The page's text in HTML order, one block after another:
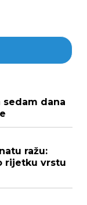
sedam dana
ražu:
rijetku vrstu